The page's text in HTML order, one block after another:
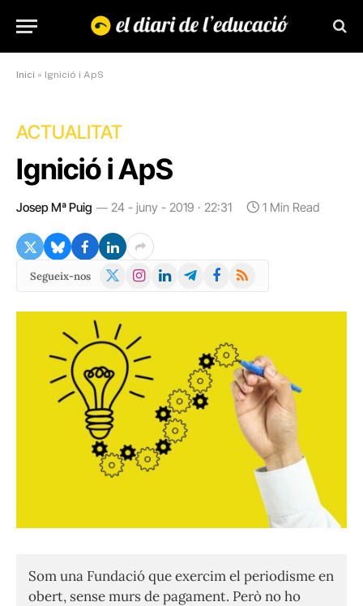
Inici » Ignició i ApS
ACTUALITAT
Ignició i ApS
Josep Mª Puig 24 - juny - 2019 · 22:31 1 Min Read
Segueix-nos
X
Instagram
LinkedInTelegramFacebook
RSS
Som una Fundació que exercim el periodisme en
obert, sense murs de pagament. Però no ho